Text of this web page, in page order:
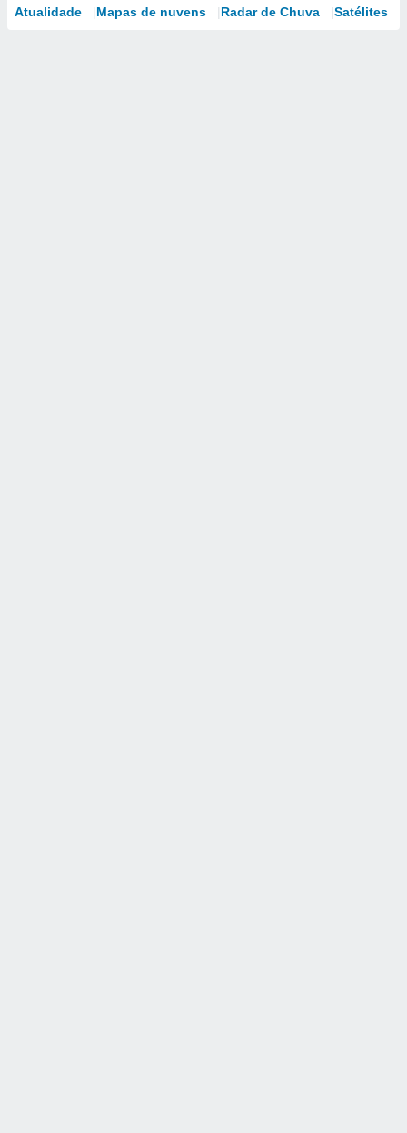
Atualidade Mapas de nuvens Radar de Chuva Satélites